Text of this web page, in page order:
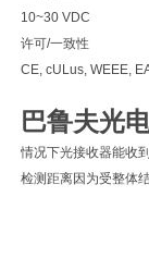
10~30 VDC
许可/一致性
CE, cULus, WEEE,
巴鲁夫光
情况下光接收器能收
检测距离因为受整体